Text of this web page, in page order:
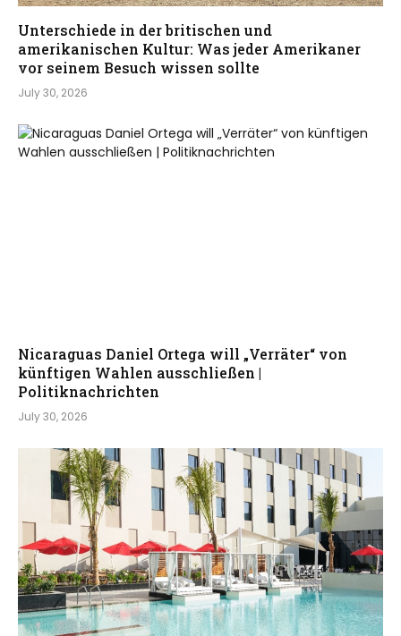
Unterschiede in der britischen und
amerikanischen Kultur: Was jeder Amerikaner
vor seinem Besuch wissen sollte
July 30, 2026
Nicaraguas Daniel Ortega will „Verräter“ von
künftigen Wahlen ausschließen |
Politiknachrichten
July 30, 2026